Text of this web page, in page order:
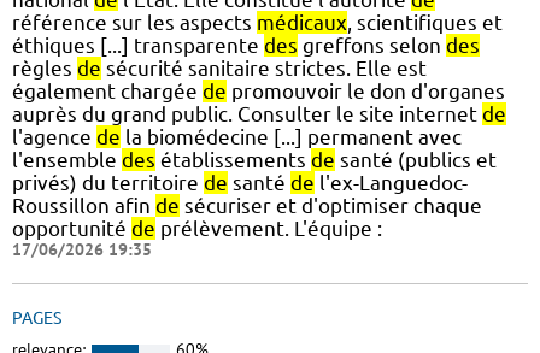
référence sur les aspects médicaux, scientifiques et
éthiques [...] transparente des greffons selon des
règles de sécurité sanitaire strictes. Elle est
également chargée de promouvoir le don d'organes
auprès du grand public. Consulter le site internet de
l'agence de la biomédecine [...] permanent avec
l'ensemble des établissements de santé (publics et
privés) du territoire de santé de l'ex-Languedoc-
Roussillon afin de sécuriser et d'optimiser chaque
opportunité de prélèvement. L'équipe :
17/06/2026 19:35
PAGES